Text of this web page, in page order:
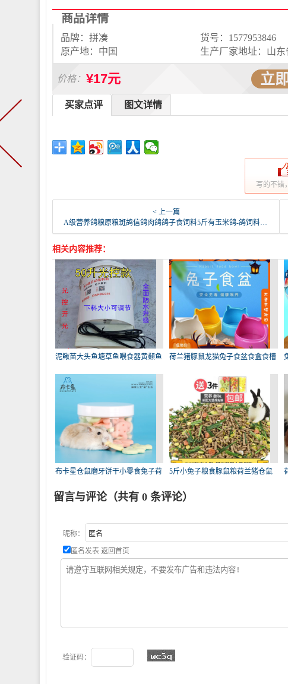
商品详情
品牌：拼凑 货号：1577953846
原产地：中国
价格： ¥17元 立
图文详情
买家点评
写的不错
< 上一篇
A级营养鸽粮原粮斑鸪信鸽肉鸽鸽子食饲料5斤有玉米鸽-鸽饲料(载载家居专营店仅售13.85元)
相关内容推荐：
泥鳅苗大头鱼塘草鱼喂食器黄颡鱼
饲
荷兰猪豚鼠龙猫兔子食盆食盒食槽
布卡星仓鼠磨牙饼干小零食兔子荷
5斤小兔子粮食豚鼠粮荷兰猪仓鼠
留言与评论（共有 0 条评论）
昵称：
匿名发表 返回首页
验证码：